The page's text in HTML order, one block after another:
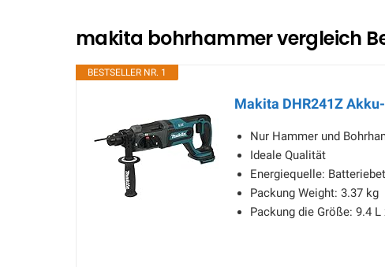
makita bohrhammer vergleich
BESTSELLER NR. 1
Makita DHR241Z
Nur Hammer und
Ideale Qualität
Energiequelle:
Packung Weight: 3.37 kg
Packung die Größe: 9.4